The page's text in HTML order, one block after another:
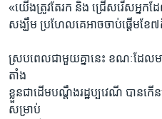
«យើងត្រូវតែរក និង ជ្រើសរើសអ្
សង្ឃឹម ប្រហែលគេអាចចាប់ផ្ដើមខែ៧គឺ
ស្របពេលជាមួយគ្នានេះ ខណៈដែល
តាំង
ខ្លួនជាដើមបណ្ដឹងរដ្ឋប្បវេណី បា
សម្រាប់